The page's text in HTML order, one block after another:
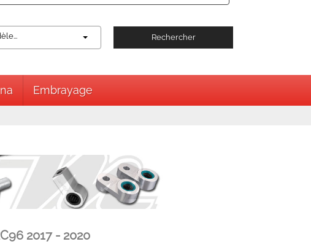
Rechercher
Embrayage
2017 - 2020